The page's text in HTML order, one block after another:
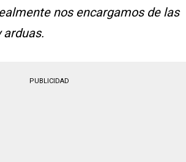
nos encargamos de las
arduas.
PUBLICIDAD